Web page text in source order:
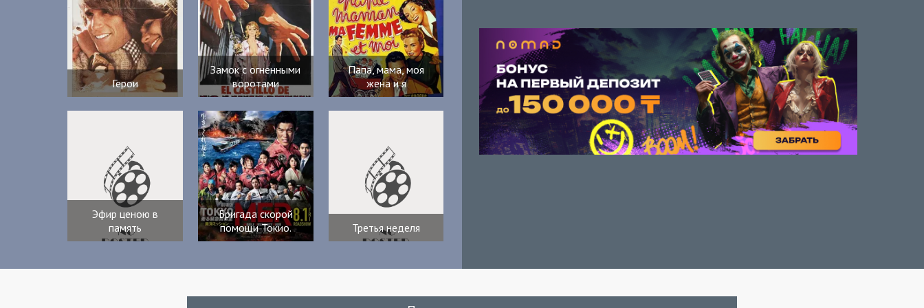
Герои
Замок с огненными
воротами
Папа, мама, моя
жена и я
Эфир ценою в
память
Бригада скорой
помощи Токио.
Третья неделя